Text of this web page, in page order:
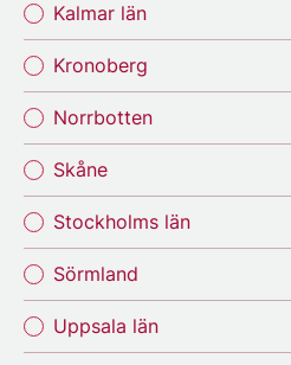
Kalmar län
Kronoberg
Norrbotten
Skåne
Stockholms län
Sörmland
Uppsala län